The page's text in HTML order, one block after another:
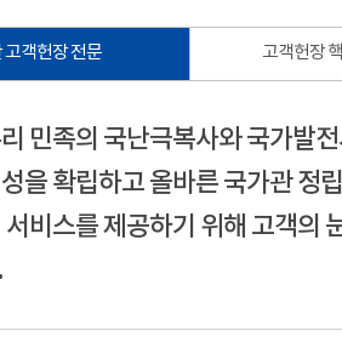
고객헌장 전문 고객헌장
민족의 국난극복사와 국가발
을 확립하고 올바른 국가관 정
비스를 제공하기 위해 고객의